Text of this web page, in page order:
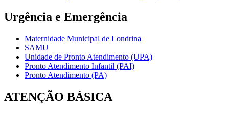
Urgência e Emergência
Maternidade Municipal de Londrina
SAMU
Unidade de Pronto Atendimento (UPA)
Pronto Atendimento Infantil (PAI)
Pronto Atendimento (PA)
ATENÇÃO BÁSICA